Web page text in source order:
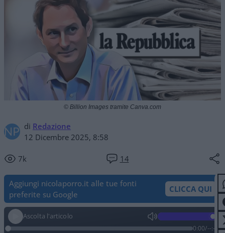
di Redazione
12 Dicembre 2025, 8:58
7k 14
© Billion Images tramite Canva.com
Aggiungi nicolaporro.it alle tue fonti
preferite su Google
CLICCA QUI
Ascolta l'articolo
0:00/--:--